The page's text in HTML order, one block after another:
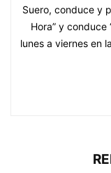
Suero, conduce y
Hora” y conduce
lunes a viernes en